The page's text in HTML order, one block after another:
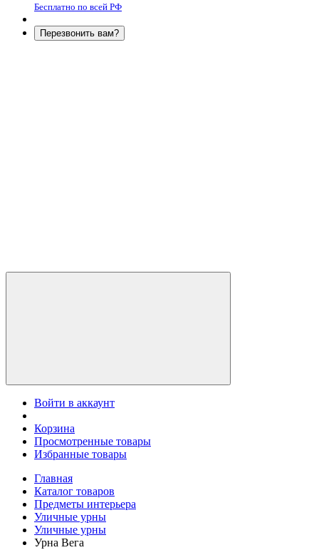
Бесплатно по всей РФ
Перезвонить вам?
Войти в аккаунт
Корзина
Просмотренные товары
Избранные товары
Главная
Каталог товаров
Предметы интерьера
Уличные урны
Уличные урны
Урна Вега